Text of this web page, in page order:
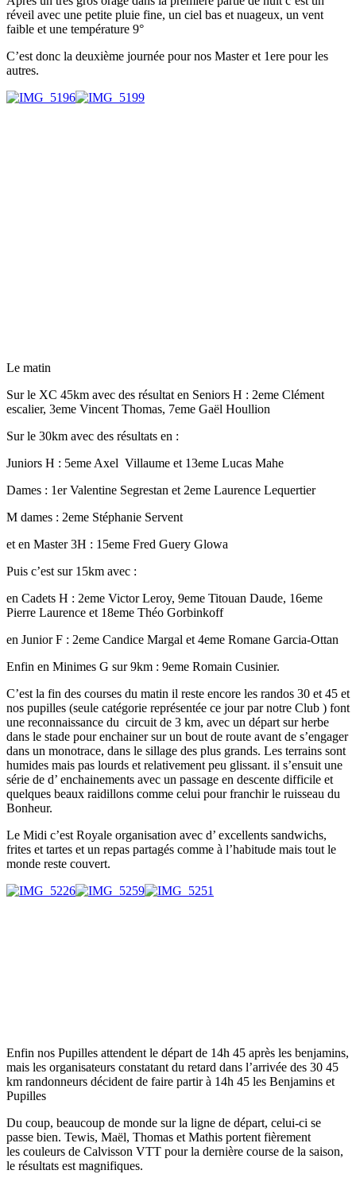
réveil avec une petite pluie fine, un ciel bas et nuageux, un vent
faible et une température 9°
C’est donc la deuxième journée pour nos Master et 1ere pour les
autres.
Le matin
Sur le XC 45km avec des résultat en Seniors H : 2eme Clément
escalier, 3eme Vincent Thomas, 7eme Gaël Houllion
Sur le 30km avec des résultats en :
Juniors H : 5eme Axel Villaume et 13eme Lucas Mahe
Dames : 1er Valentine Segrestan et 2eme Laurence Lequertier
M dames : 2eme Stéphanie Servent
et en Master 3H : 15eme Fred Guery Glowa
Puis c’est sur 15km avec :
en Cadets H : 2eme Victor Leroy, 9eme Titouan Daude, 16eme
Pierre Laurence et 18eme Théo Gorbinkoff
en Junior F : 2eme Candice Margal et 4eme Romane Garcia-Ottan
Enfin en Minimes G sur 9km : 9eme Romain Cusinier.
C’est la fin des courses du matin il reste encore les randos 30 et 45 et
nos pupilles (seule catégorie représentée ce jour par notre Club ) font
une reconnaissance du circuit de 3 km, avec un départ sur herbe
dans le stade pour enchainer sur un bout de route avant de s’engager
dans un monotrace, dans le sillage des plus grands. Les terrains sont
humides mais pas lourds et relativement peu glissant. il s’ensuit une
série de d’ enchainements avec un passage en descente difficile et
quelques beaux raidillons comme celui pour franchir le ruisseau du
Bonheur.
Le Midi c’est Royale organisation avec d’ excellents sandwichs,
frites et tartes et un repas partagés comme à l’habitude mais tout le
monde reste couvert.
Enfin nos Pupilles attendent le départ de 14h 45 après les benjamins,
mais les organisateurs constatant du retard dans l’arrivée des 30 45
km randonneurs décident de faire partir à 14h 45 les Benjamins et
Pupilles
Du coup, beaucoup de monde sur la ligne de départ, celui-ci se
passe bien. Tewis, Maël, Thomas et Mathis portent fièrement
les couleurs de Calvisson VTT pour la dernière course de la saison,
le résultats est magnifiques.